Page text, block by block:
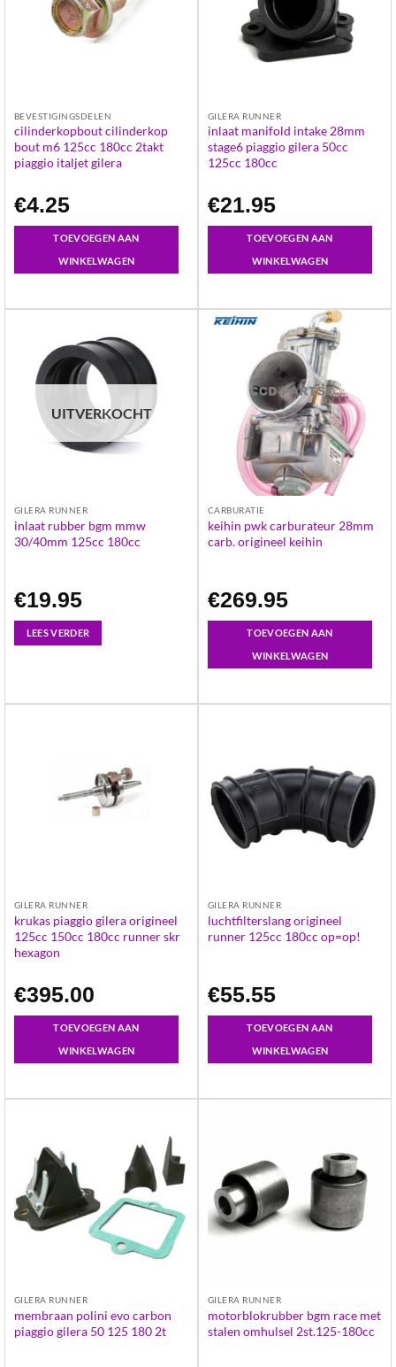
BEVESTIGINGSDELEN
cilinderkopbout cilinderkop
bout m6 125cc 180cc 2takt
piaggio italjet gilera
€4.25
TOEVOEGEN AAN
WINKELWAGEN
GILERA RUNNER
inlaat manifold intake 28mm
stage6 piaggio gilera 50cc
125cc 180cc
€21.95
TOEVOEGEN AAN
WINKELWAGEN
UITVERKOCHT
GILERA RUNNER
inlaat rubber bgm mmw
30/40mm 125cc 180cc
€19.95
LEES VERDER
CARBURATIE
keihin pwk carburateur 28mm
carb. origineel keihin
€269.95
TOEVOEGEN AAN
WINKELWAGEN
GILERA RUNNER
krukas piaggio gilera origineel
125cc 150cc 180cc runner skr
hexagon
€395.00
TOEVOEGEN AAN
WINKELWAGEN
GILERA RUNNER
luchtfilterslang origineel
runner 125cc 180cc op=op!
€55.55
TOEVOEGEN AAN
WINKELWAGEN
GILERA RUNNER
membraan polini evo carbon
piaggio gilera 50 125 180 2t
GILERA RUNNER
motorblokrubber bgm race met
stalen omhulsel 2st.125-180cc